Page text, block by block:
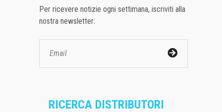
Per ricevere notizie ogni settimana, iscriviti alla
nostra newsletter:
RICERCA DISTRIBUTORI